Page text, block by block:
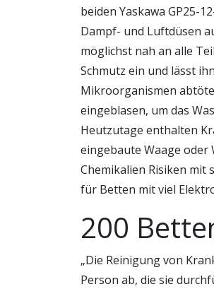
beiden Yaskawa GP25-
Dampf- und Luftdüsen
möglichst nah an alle
Schmutz ein und lässt
Mikroorganismen
eingeblasen, um das
Heutzutage enthalten
eingebaute Waage oder
Chemikalien Risiken mit
für Betten mit viel
200
„Die Reinigung von
Person ab, die sie